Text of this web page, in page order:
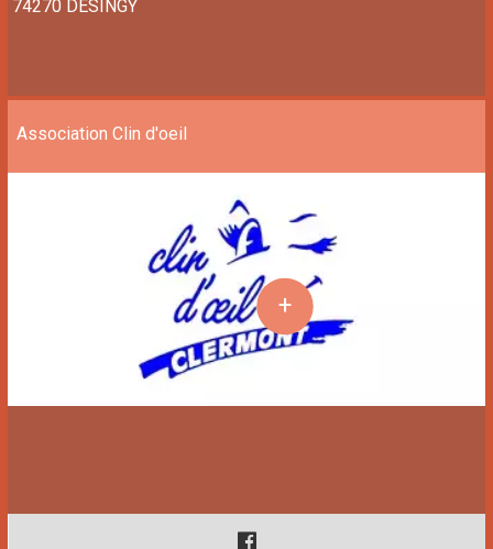
74270 DESINGY
Association Clin d'oeil